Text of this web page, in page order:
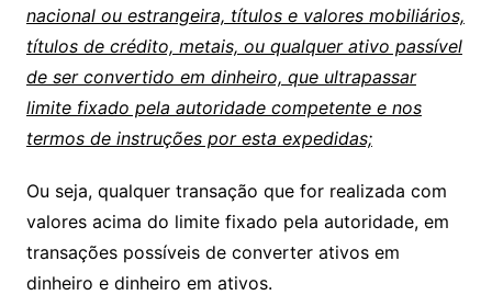
nacional ou estrangeira, títulos e valores mobiliários,
títulos de crédito, metais, ou qualquer ativo passível
de ser convertido em dinheiro, que ultrapassar
limite fixado pela autoridade competente e nos
termos de instruções por esta expedidas;
Ou seja, qualquer transação que for realizada com
valores acima do limite fixado pela autoridade, em
transações possíveis de converter ativos em
dinheiro e dinheiro em ativos.